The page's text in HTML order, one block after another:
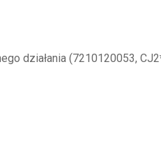
działania (7210120053,